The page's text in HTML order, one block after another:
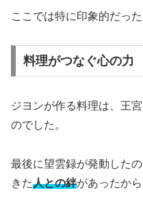
ここでは特に印象的だっ
料理がつなぐ心の力
ジヨンが作る料理は、王
のでした。
最後に望雲録が発動した
きた人との絆があったから